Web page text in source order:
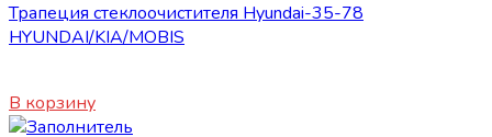
Трапеция стеклоочистителя Hyundai-35-78
HYUNDAI/KIA/MOBIS
В корзину